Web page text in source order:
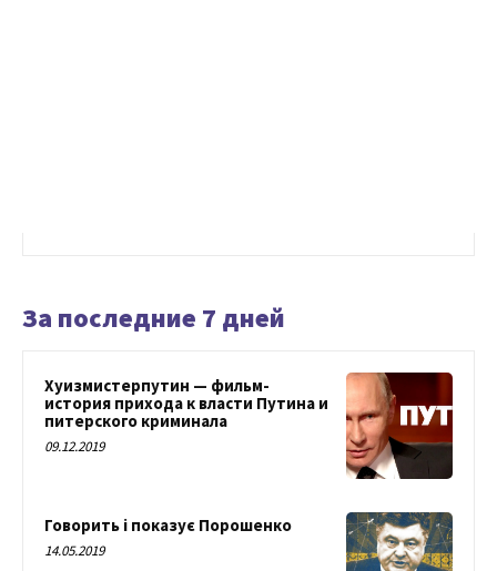
За последние 7 дней
Хуизмистерпутин — фильм-
история прихода к власти Путина и
питерского криминала
09.12.2019
Говорить і показує Порошенко
14.05.2019